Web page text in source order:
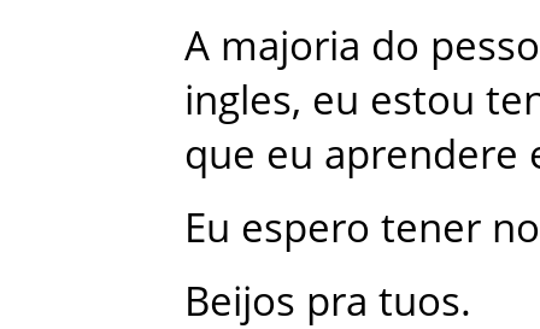
A majoria do
ingles, eu estou
que eu aprendere
Eu espero tener
Beijos pra tuos.